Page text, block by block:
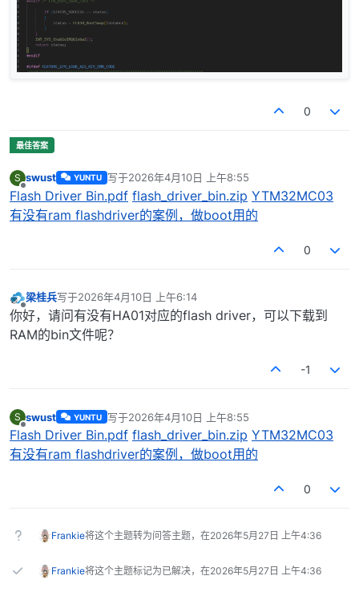
0
S
离线
swust YUNTU 写于2026年4月10日 上午8:55
最后由 编辑
Flash Driver Bin.pdf flash_driver_bin.zip YTM32MC03
有没有ram flashdriver的案例，做boot用的
0
离线
梁桂兵写于2026年4月10日 上午6:14
最后由 编辑
你好，请问有没有HA01对应的flash driver，可以下载到
RAM的bin文件呢？
-1
S
离线
swust YUNTU 写于2026年4月10日 上午8:55
最后由 编辑
Flash Driver Bin.pdf flash_driver_bin.zip YTM32MC03
有没有ram flashdriver的案例，做boot用的
0
Frankie将这个主题转为问答主题，在2026年5月27日 上午4:36
Frankie将这个主题标记为已解决，在2026年5月27日 上午4:36